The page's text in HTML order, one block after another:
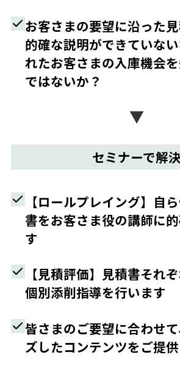
お客さまの要望に沿った見
的確な説明ができていな
れたお客さまの入庫機会
ではないか？
セミナーで解決
【ロールプレイング】自
書をお客さま役の講師に
す
【見積評価】見積書それ
個別添削指導を行います
皆さまのご要望に合わせ
ズしたコンテンツをご提